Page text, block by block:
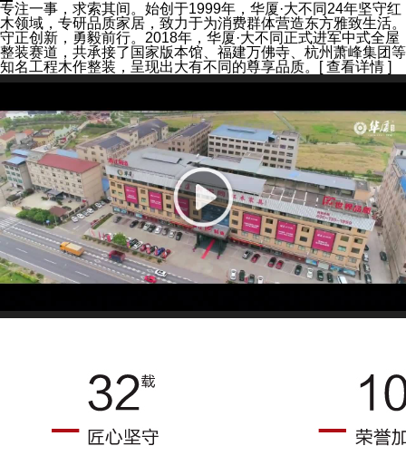
专注一事，求索其间。始创于1999年，华厦·大不同24年坚守红
木领域，专研品质家居，致力于为消费群体营造东方雅致生活。
守正创新，勇毅前行。2018年，华厦·大不同正式进军中式全屋
整装赛道，共承接了国家版本馆、福建万佛寺、杭州萧峰集团等
知名工程木作整装，呈现出大有不同的尊享品质。
[ 查看详情 ]